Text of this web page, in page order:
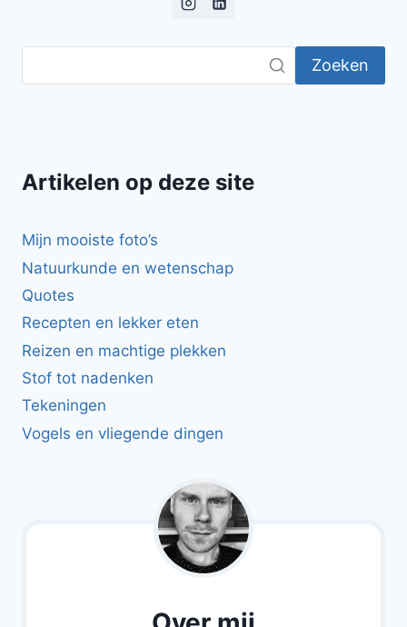
Zoeken
Artikelen op deze site
Mijn mooiste foto’s
Natuurkunde en wetenschap
Quotes
Recepten en lekker eten
Reizen en machtige plekken
Stof tot nadenken
Tekeningen
Vogels en vliegende dingen